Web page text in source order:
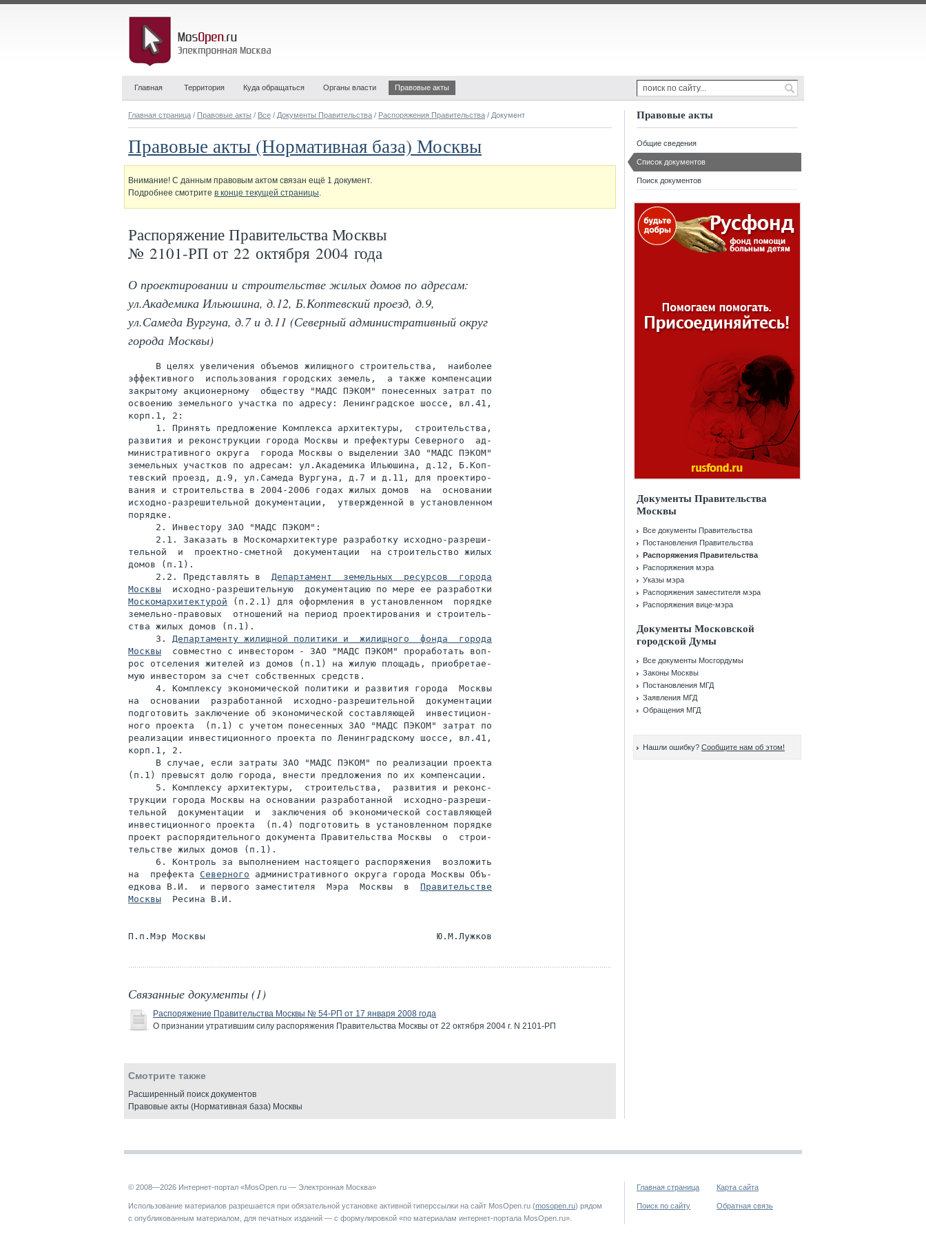
Главная Территория Куда обращаться Органы власти Правовые акты
Главная страница / Правовые акты / Все / Документы Правительства / Распоряжения Правительства / Документ
Правовые акты (Нормативная база) Москвы
Внимание! С данным правовым актом связан ещё 1 документ.
Подробнее смотрите в конце текущей страницы.
Распоряжение Правительства Москвы
№ 2101-РП от 22 октября 2004 года
О проектировании и строительстве жилых домов по адресам:
ул.Академика Ильюшина, д.12, Б.Коптевский проезд, д.9,
ул.Самеда Вургуна, д.7 и д.11 (Северный административный округ
города Москвы)
     В целях увеличения объемов жилищного строительства,  наиболее
эффективного  использования городских земель,  а также компенсации
закрытому акционерному  обществу "МАДС ПЭКОМ" понесенных затрат по
освоению земельного участка по адресу: Ленинградское шоссе, вл.41,
корп.1, 2:
     1. Принять предложение Комплекса архитектуры,  строительства,
развития и реконструкции города Москвы и префектуры Северного  ад-
министративного округа  города Москвы о выделении ЗАО "МАДС ПЭКОМ"
земельных участков по адресам: ул.Академика Ильюшина, д.12, Б.Коп-
тевский проезд, д.9, ул.Самеда Вургуна, д.7 и д.11, для проектиро-
вания и строительства в 2004-2006 годах жилых домов  на  основании
исходно-разрешительной документации,  утвержденной в установленном
порядке.
     2. Инвестору ЗАО "МАДС ПЭКОМ":
     2.1. Заказать в Москомархитектуре разработку исходно-разреши-
тельной  и  проектно-сметной  документации  на строительство жилых
домов (п.1).
     2.2. Представлять в
Департамент  земельных  ресурсов  города
Москвы
Москомархитектурой (п.2.1) для оформления в установленном  порядке
земельно-правовых  отношений на период проектирования и строитель-
ства жилых домов (п.1).
     3.
Департаменту жилищной политики и  жилищного  фонда  города
Москвы
  совместно с инвестором - ЗАО "МАДС ПЭКОМ" проработать воп-
рос отселения жителей из домов (п.1) на жилую площадь, приобретае-
мую инвестором за счет собственных средств.
     4. Комплексу экономической политики и развития города  Москвы
на  основании  разработанной  исходно-разрешительной  документации
подготовить заключение об экономической составляющей  инвестицион-
ного проекта  (п.1) с учетом понесенных ЗАО "МАДС ПЭКОМ" затрат по
реализации инвестиционного проекта по Ленинградскому шоссе, вл.41,
корп.1, 2.
     В случае, если затраты ЗАО "МАДС ПЭКОМ" по реализации проекта
(п.1) превысят долю города, внести предложения по их компенсации.
     5. Комплексу архитектуры,  строительства,  развития и реконс-
трукции города Москвы на основании разработанной  исходно-разреши-
тельной  документации  и  заключения об экономической составляющей
инвестиционного проекта  (п.4) подготовить в установленном порядке
проект распорядительного документа Правительства Москвы  о  строи-
тельстве жилых домов (п.1).
     6. Контроль за выполнением настоящего распоряжения  возложить
на  префекта Северного административного округа города Москвы Объ-
едкова B.И.  и первого заместителя  Мэра  Москвы  в Правительстве
Москвы
  Ресина В.И.
Связанные документы (1)
Распоряжение Правительства Москвы № 54-РП от 17 января 2008 года
О признании утратившим силу распоряжения Правительства Москвы от 22 октября 2004 г. N 2101-РП
Смотрите также
Расширенный поиск документов
Правовые акты (Нормативная база) Москвы
Правовые акты
Общие сведения
Список документов
Поиск документов
Документы Правительства
Москвы
Все документы Правительства
Постановления Правительства
Распоряжения Правительства
Распоряжения мэра
Указы мэра
Распоряжения заместителя мэра
Распоряжения вице-мэра
Документы Московской
городской Думы
Все документы Мосгордумы
Законы Москвы
Постановления МГД
Заявления МГД
Обращения МГД
Нашли ошибку? Сообщите нам об этом!
© 2008—2026 Интернет-портал «MosOpen.ru — Электронная Москва»
Использование материалов разрешается при обязательной установке активной гиперссылки на сайт MosOpen.ru (mosopen.ru) рядом
с опубликованным материалом, для печатных изданий — с формулировкой «по материалам интернет-портала MosOpen.ru».
Главная страница Карта сайта
Поиск по сайту Обратная связь